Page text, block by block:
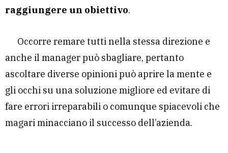
raggiungere un obiettivo.
Occorre remare tutti nella stessa direzione e
anche il manager può sbagliare, pertanto
ascoltare diverse opinioni può aprire la mente e
gli occhi su una soluzione migliore ed evitare di
fare errori irreparabili o comunque spiacevoli che
magari minacciano il successo dell’azienda.